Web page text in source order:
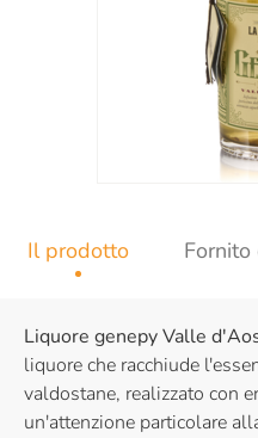
Il prodotto Fornito
Liquore genepy Valle
liquore che racchiude
valdostane, realizzato con
un'attenzione particolare